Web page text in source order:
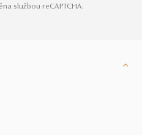
službou reCAPTCHA.